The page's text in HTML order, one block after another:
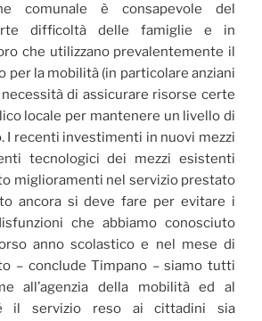
comunale è consapevole del
difficoltà delle famiglie e in
che utilizzano prevalentemente il
per la mobilità (in particolare anziani
di assicurare risorse certe
locale per mantenere un livello di
I recenti investimenti in nuovi mezzi
tecnologici dei mezzi esistenti
miglioramenti nel servizio prestato
ancora si deve fare per evitare i
che abbiamo conosciuto
anno scolastico e nel mese di
– conclude Timpano – siamo tutti
all’agenzia della mobilità ed al
il servizio reso ai cittadini sia